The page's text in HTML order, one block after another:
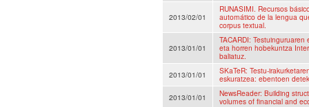
2013/02/01
RUNASIMI. Recursos
automático de la lengua
corpus textual.
2013/01/01
TACARDI:
eta horren hobekuntza
baliatuz.
2013/01/01
SKaTeR: Testu-
eskuratzea: ebentoen
2013/01/01
NewsReader: Building
volumes of financial and